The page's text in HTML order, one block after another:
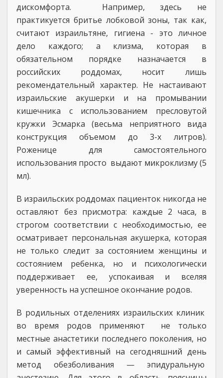
дискомфорта. Например, здесь не
практикуется бритье лобковой зоны, так как,
считают израильтяне, гигиена - это личное
дело каждого; а клизма, которая в
обязательном порядке назначается в
российских роддомах, носит лишь
рекомендательный характер. Не настаивают
израильские акушерки и на промывании
кишечника с использованием пресловутой
кружки Эсмарка (весьма неприятного вида
конструкция объемом до 3-х литров).
Роженице для самостоятельного
использования просто выдают микроклизму (5
мл).
В израильских роддомах пациенток никогда не
оставляют без присмотра: каждые 2 часа, в
строгом соответствии с необходимостью, ее
осматривает персональная акушерка, которая
не только следит за состоянием женщины и
состоянием ребенка, но и психологически
поддерживает ее, успокаивая и вселяя
уверенность на успешное окончание родов.
В родильных отделениях израильских клиник
во время родов применяют не только
местные анастетики последнего поколения, но
и самый эффективный на сегодняшний день
метод обезболивания — эпидуральную